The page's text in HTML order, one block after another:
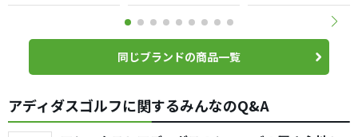
同じブランドの商品一覧
アディダスゴルフに関するみんなのQ&A